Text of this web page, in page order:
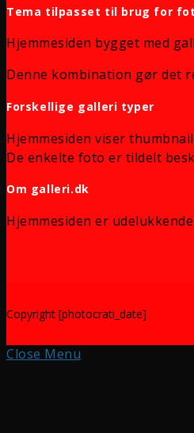
Tema tilpasset til brug for
Hjemmesiden bygget med
Denne kombination gør det
Forskellige galleri typer
Hjemmesiden viser
De enkelte foto er tildelt
Om galleri.dk
Hjemmesiden er
Copyright [photocrati_date]
Close Menu